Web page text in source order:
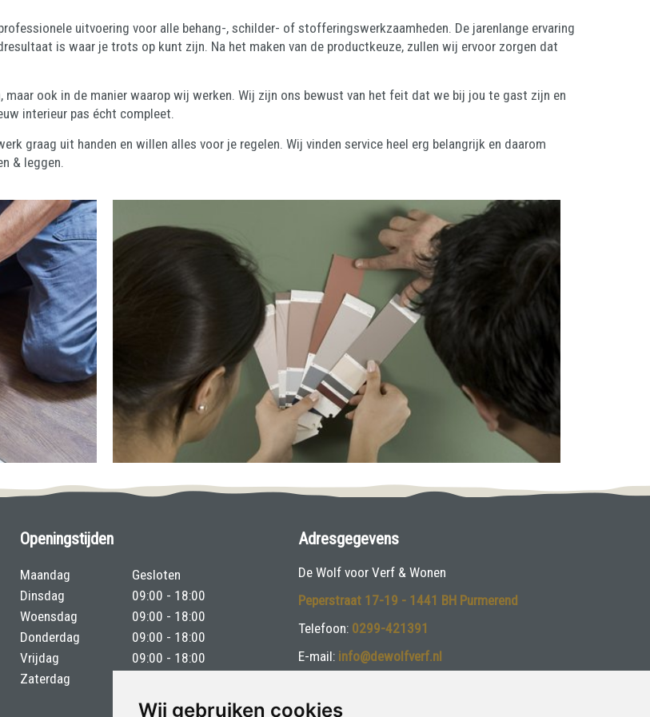
Wij gebruiken cookies
uitvoering voor alle behang-, schilder- of stofferingswerkzaamheden. De jarenlange ervaring
is waar je trots op kunt zijn. Na het maken van de productkeuze, zullen wij ervoor zorgen dat
ook in de manier waarop wij werken. Wij zijn ons bewust van het feit dat we bij jou te gast zijn en
interieur pas écht compleet.
graag uit handen en willen alles voor je regelen. Wij vinden service heel erg belangrijk en daarom
& leggen.
Openingstijden
Maandag
Gesloten
Dinsdag
09:00 - 18:00
Woensdag
09:00 - 18:00
Donderdag
09:00 - 18:00
Vrijdag
09:00 - 18:00
Zaterdag
Adresgegevens
De Wolf voor Verf & Wonen
Peperstraat 17-19 - 1441 BH Purmerend
Telefoon: 0299-421391
E-mail: info@dewolfverf.nl
Volg ons: